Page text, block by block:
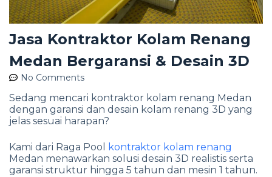
Jasa Kontraktor Kolam Renang
Medan Bergaransi & Desain 3D
No Comments
Sedang mencari kontraktor kolam renang Medan
dengan garansi dan desain kolam renang 3D yang
jelas sesuai harapan?
Kami dari Raga Pool
kontraktor kolam renang
Medan menawarkan solusi desain 3D realistis serta
garansi struktur hingga 5 tahun dan mesin 1 tahun.